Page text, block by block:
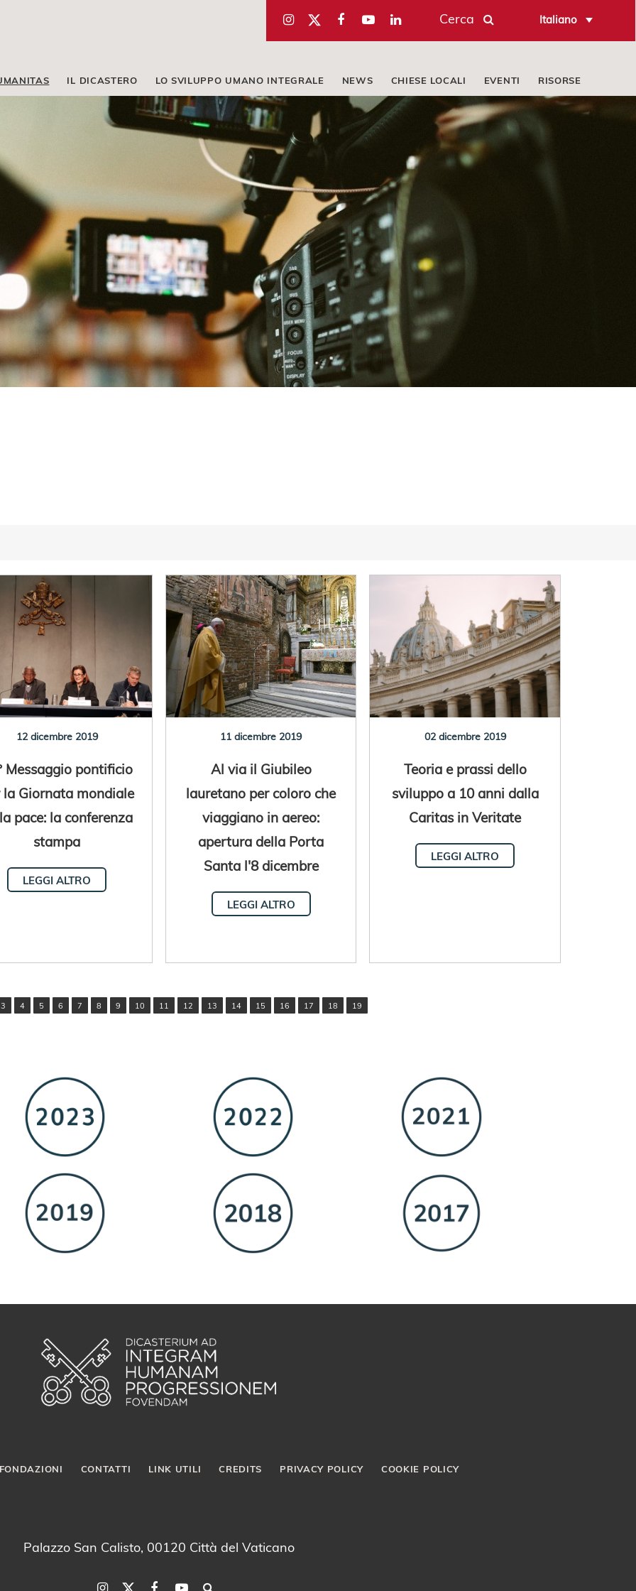
Cerca Italiano
IL DICASTERO LO SVILUPPO UMANO INTEGRALE NEWS CHIESE LOCALI EVENTI RISORSE
12 dicembre 2019
Messaggio pontificio
la Giornata mondiale
pace: la conferenza
stampa
LEGGI ALTRO
11 dicembre 2019
Al via il Giubileo
lauretano per coloro che
viaggiano in aereo:
apertura della Porta
Santa l'8 dicembre
LEGGI ALTRO
02 dicembre 2019
Teoria e prassi dello
sviluppo a 10 anni dalla
Caritas in Veritate
LEGGI ALTRO
3 4 5 6 7 8 9 10 11 12 13 14 15 16 17 18 19
CONTATTI LINK UTILI CREDITS PRIVACY POLICY COOKIE POLICY
Palazzo San Calisto, 00120 Città del Vaticano